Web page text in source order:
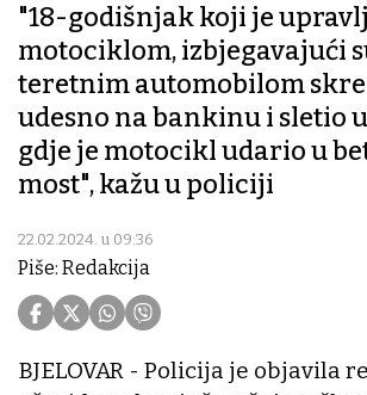
"18-godišnjak koji je
motociklom, izbjegavajući
teretnim automobilom
udesno na bankinu i sletio
gdje je motocikl udario u
most", kažu u policiji
22.02.2024. u 09:36
Piše: Redakcija
BJELOVAR - Policija je objavila